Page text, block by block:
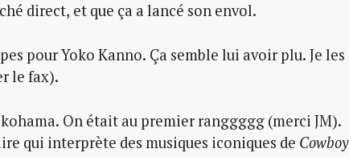
direct, et que ça a lancé son envol.
pour Yoko Kanno. Ça semble lui avoir plu. Je les
le fax).
On était au premier ranggggg (merci JM).
qui interprète des musiques iconiques de Cowboy